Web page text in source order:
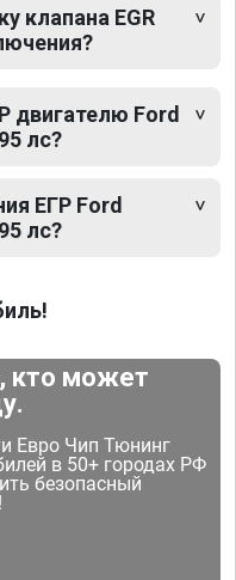
клапана EGR
двигателю Ford
лс?
ЕГР Ford
лс?
кто может
Евро Чип Тюнинг
в 50+ городах РФ
безопасный